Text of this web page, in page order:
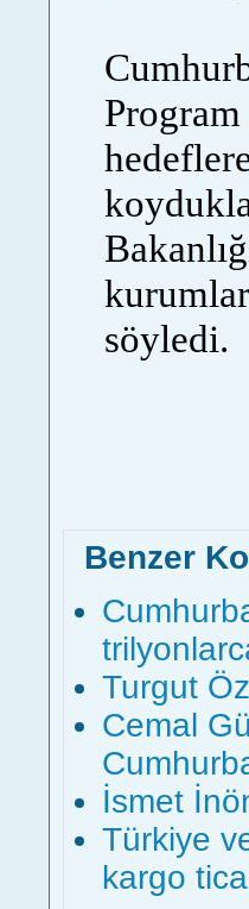
söyledi.
Benzer
Turgut
Cemal
İsmet
Türkiye
kargo